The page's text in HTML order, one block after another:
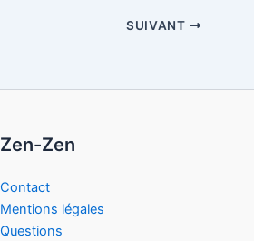
SUIVANT
Zen-Zen
Contact
Mentions légales
Questions